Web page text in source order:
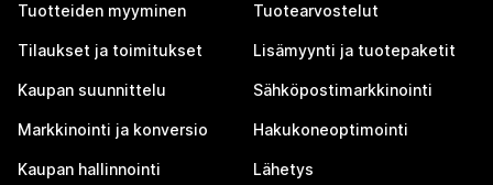
Tuotteiden myyminen
Tilaukset ja toimitukset
Kaupan suunnittelu
Markkinointi ja konversio
Kaupan hallinnointi
Tuotearvostelut
Lisämyynti ja tuotepaketit
Sähköpostimarkkinointi
Hakukoneoptimointi
Lähetys